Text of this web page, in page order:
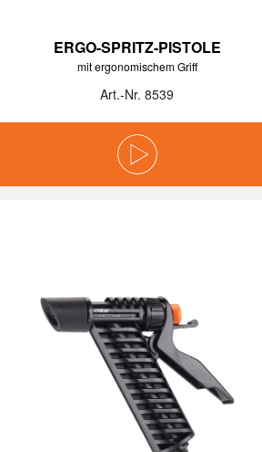
ALLE FILTER ENTFERNEN
ERGO-SPRITZ-PISTOLE
mit ergonomischem Griff
Art.-Nr. 8539